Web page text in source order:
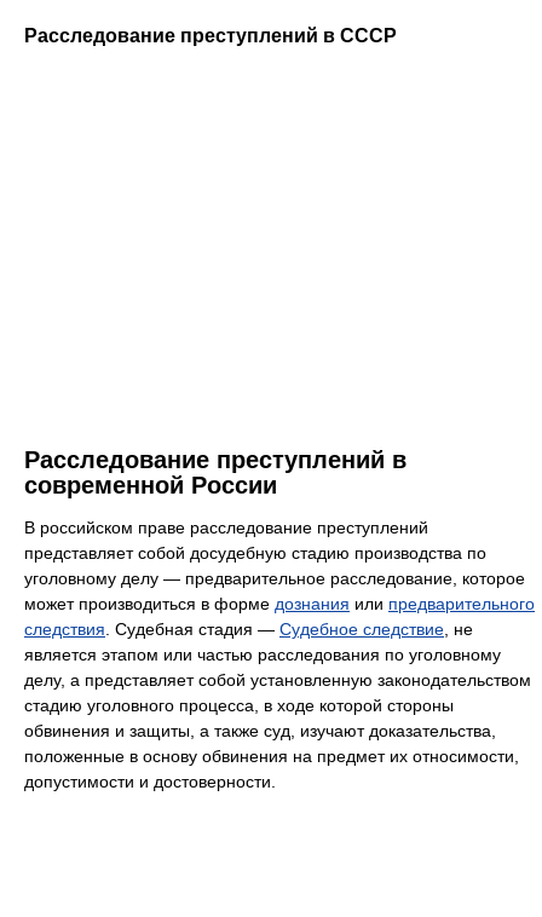
Расследование преступлений в СССР
Расследование преступлений в
современной России
В российском праве расследование преступлений
представляет собой досудебную стадию производства по
уголовному делу — предварительное расследование, которое
может производиться в форме дознания или предварительного
следствия . Судебная стадия — Судебное следствие , не
является этапом или частью расследования по уголовному
делу, а представляет собой установленную законодательством
стадию уголовного процесса, в ходе которой стороны
обвинения и защиты, а также суд, изучают доказательства,
положенные в основу обвинения на предмет их относимости,
допустимости и достоверности.